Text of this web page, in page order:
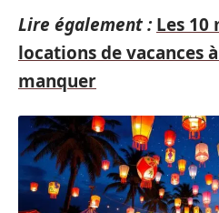
Lire également : Les 10
locations de vacances
manquer